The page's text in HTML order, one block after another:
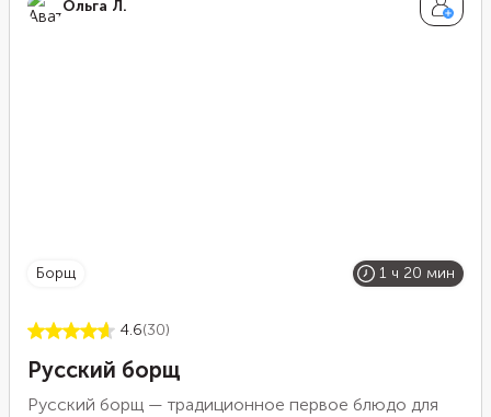
Ольга Л.
борщ 1 ч 20 мин
4.6(30)
Русский борщ
Русский борщ — традиционное первое блюдо для